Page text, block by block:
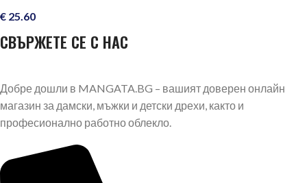
€ 25.60
СВЪРЖЕТЕ СЕ С НАС
Добре дошли в MANGATA.BG – вашият доверен онлайн
магазин за дамски, мъжки и детски дрехи, както и
професионално работно облекло.